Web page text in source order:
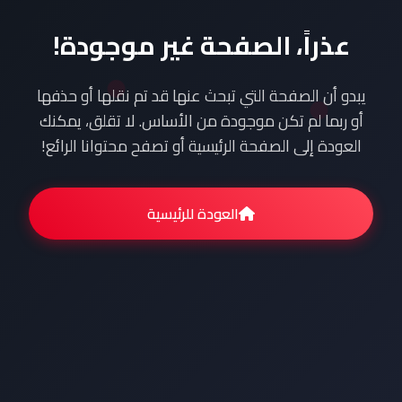
عذراً، الصفحة غير موجودة!
يبدو أن الصفحة التي تبحث عنها قد تم نقلها أو حذفها
أو ربما لم تكن موجودة من الأساس. لا تقلق، يمكنك
العودة إلى الصفحة الرئيسية أو تصفح محتوانا الرائع!
العودة للرئيسية